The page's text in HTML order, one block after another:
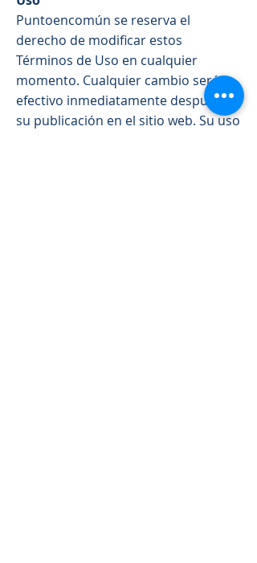
Puntoencomún se reserva el
derecho de modificar estos
Términos de Uso en cualquier
momento. Cualquier cambio será
efectivo inmediatamente después de
su publicación en el sitio web. Su uso